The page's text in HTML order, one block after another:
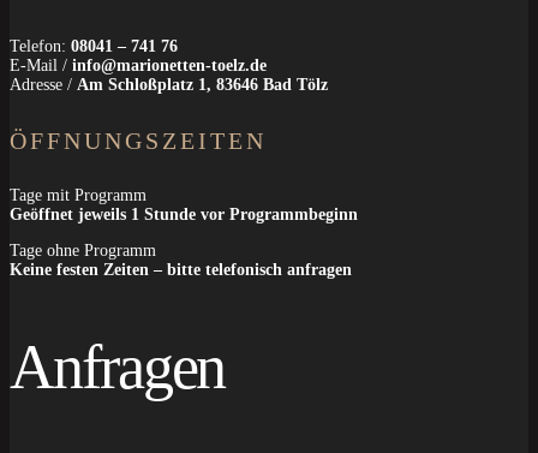
Telefon: 08041 – 741 76
E-Mail / info@marionetten-toelz.de
Adresse / Am Schloßplatz 1, 83646 Bad Tölz
ÖFFNUNGSZEITEN
Tage mit Programm
Geöffnet jeweils 1 Stunde vor Programmbeginn
Tage ohne Programm
Keine festen Zeiten – bitte telefonisch anfragen
Anfragen